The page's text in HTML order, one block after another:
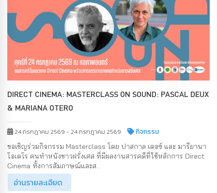
DIRECT CINEMA: MASTERCLASS ON SOUND: PASCAL DEUX
& MARIANA OTERO
24 กรกฎาคม 2569 - 24 กรกฎาคม 2569 กิจกรรม
ขอเชิญร่วมกิจกรรม Masterclass โดย ปาสกาล เดอซ์ และ มารียานา
โอเตโร คนทำหนังชาวฝรั่งเศส ที่มีผลงานสารคดีที่ใช้หลักการ Direct
Cinema ทั้งการสัมภาษณ์และส...
อ่านรายละเอียด